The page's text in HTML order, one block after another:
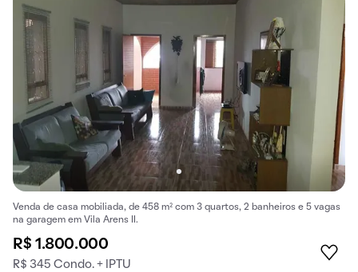
Venda de casa mobiliada, de 458 m² com 3 quartos, 2 banheiros e 5 vagas
na garagem em Vila Arens II.
R$ 1.800.000
R$ 345 Condo. + IPTU